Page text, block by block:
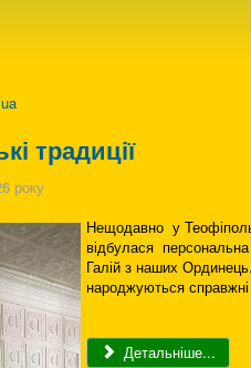
традиції
року
Нещодавно у
відбулася
Галій з наших
народжуються
Детальніше...